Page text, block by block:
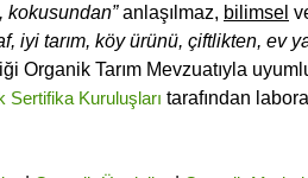
kokusundan”anlaşılmaz, bilimsel
iyi tarım, köy ürünü, çiftlikten, ev
Organik Tarım Mevzuatıyla
Sertifika Kuruluşları tarafından